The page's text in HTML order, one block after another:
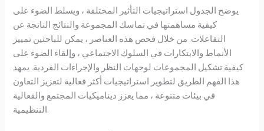
يوضح الجدول استراتيجيات التأثير المختلفة ، ويسلط الضوء على
كيفية مساهمتها في تماسك المجموعة والنتائج الناتجة عن
التفاعلات. من خلال فحص هذه العناصر ، يمكن للباحثين تمييز
الأنماط والابتكارات في السلوك الاجتماعي ، وإلقاء الضوء على
كيفية تشكيل المجموعات لوجهات النظر والإجراءات الفردية. يمهد
هذا الفهم الطريق لتطوير استراتيجيات أكثر فعالية لتعزيز التعاون
في بيئات متنوعة ، مما يعزز ديناميكيات المجتمع والفعالية
التنظيمية.